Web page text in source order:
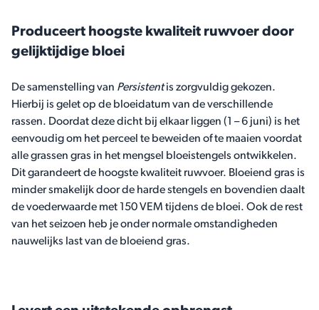
Produceert hoogste kwaliteit ruwvoer door
gelijktijdige bloei
De samenstelling van Persistentis zorgvuldig gekozen.
Hierbij is gelet op de bloeidatum van de verschillende
rassen. Doordat deze dicht bij elkaar liggen (1 – 6 juni) is het
eenvoudig om het perceel te beweiden of te maaien voordat
alle grassen gras in het mengsel bloeistengels ontwikkelen.
Dit garandeert de hoogste kwaliteit ruwvoer. Bloeiend gras is
minder smakelijk door de harde stengels en bovendien daalt
de voederwaarde met 150 VEM tijdens de bloei. Ook de rest
van het seizoen heb je onder normale omstandigheden
nauwelijks last van de bloeiend gras.